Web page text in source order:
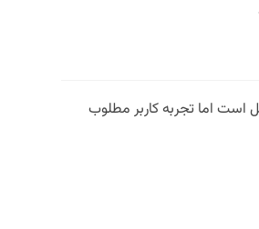
است اما تجربه کاربر مطلوب